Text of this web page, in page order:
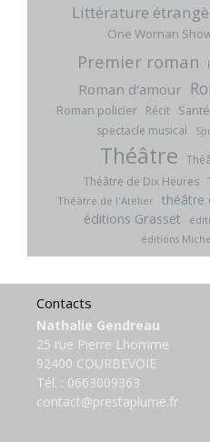
Littérature
One Woman
Premier roman
Roman d'amour
Roman policier Récit Santé
spectacle musical
Théâtre
Théâtre de Dix Heures
Théâtre de l'Atelier théâtre
éditions Grasset
éditions
Contacts
Nathalie Gendreau
25 rue Pierre Lhomme
92400 COURBEVOIE
Tél. : 0663009363
contact@prestaplume.fr